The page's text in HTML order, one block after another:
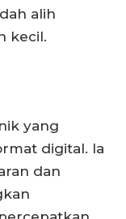
alih
kecil.
yang
digital. Ia
dan